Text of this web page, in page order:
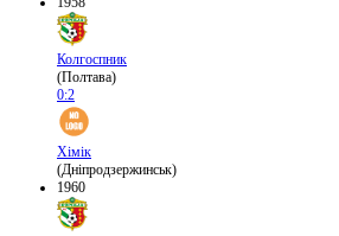
Колгоспник
(Полтава)
0:2
Хімік
(Дніпродзержинськ)
1960